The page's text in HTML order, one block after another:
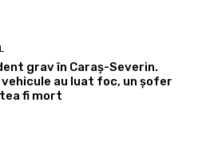
grav în Caraș-Severin.
vehicule au luat foc, un șofer
fi mort